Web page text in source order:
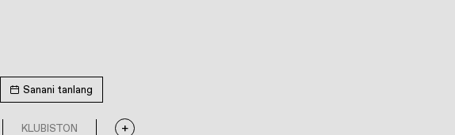
Sanani tanlang
KLUBISTON